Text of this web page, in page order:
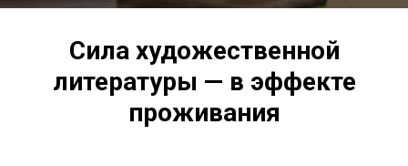
Сила художественной
литературы — в эффекте
проживания